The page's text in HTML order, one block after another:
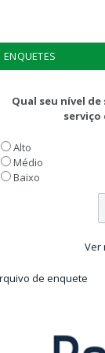
ENQUETES
Qual seu nível
serviço
Alto
Médio
Baixo
Ver
de enquete